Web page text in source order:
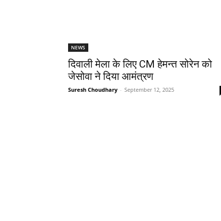
NEWS
दिवाली मेला के लिए CM हेमन्त सोरेन को
जेसोवा ने दिया आमंत्रण
Suresh Choudhary - September 12, 2025